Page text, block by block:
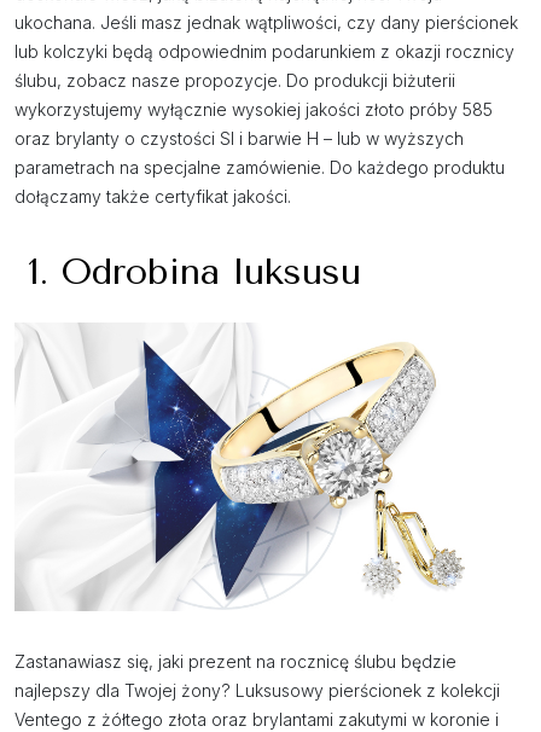
ukochana. Jeśli masz jednak wątpliwości, czy dany pierścionek
lub kolczyki będą odpowiednim podarunkiem z okazji rocznicy
ślubu, zobacz nasze propozycje. Do produkcji biżuterii
wykorzystujemy wyłącznie wysokiej jakości złoto próby 585
oraz brylanty o czystości SI i barwie H – lub w wyższych
parametrach na specjalne zamówienie. Do każdego produktu
dołączamy także certyfikat jakości.
1. Odrobina luksusu
Zastanawiasz się, jaki prezent na rocznicę ślubu będzie
najlepszy dla Twojej żony? Luksusowy pierścionek z kolekcji
Ventego z żółtego złota oraz brylantami zakutymi w koronie i